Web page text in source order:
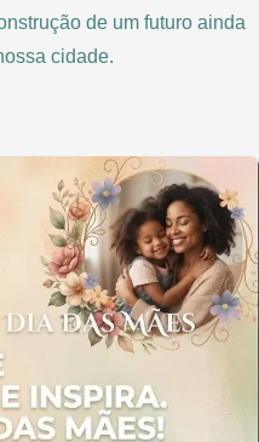
de um futuro ainda
cidade.